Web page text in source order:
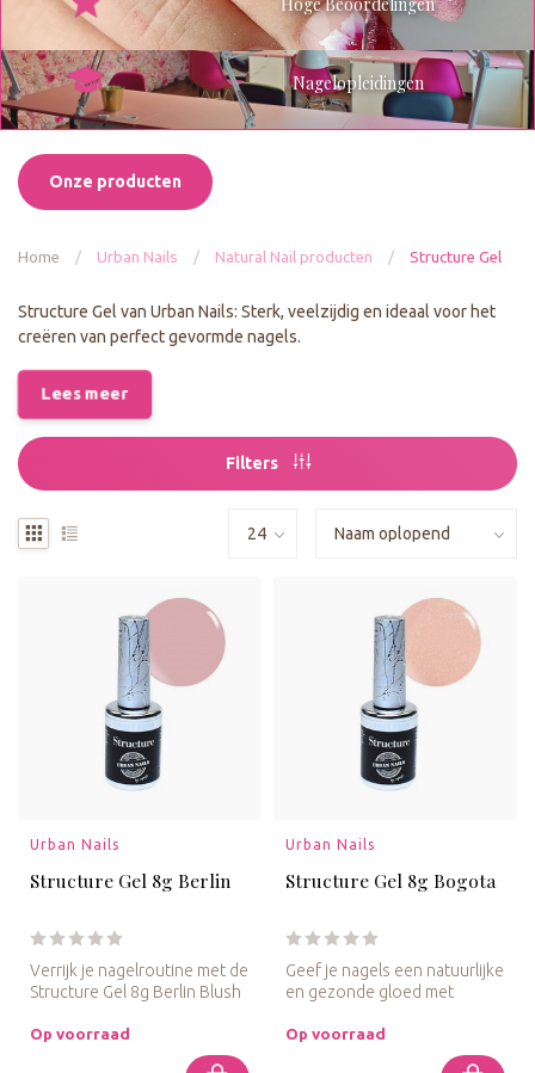
Nagelopleidingen
Onze producten
Home / Urban Nails / Natural Nail producten / Structure Gel
Structure Gel van Urban Nails: Sterk, veelzijdig en ideaal voor het
creëren van perfect gevormde nagels.
Lees meer
Filters
Urban Nails
Structure Gel 8g Berlin
Verrijk je nagelroutine met de
Structure Gel 8g Berlin Blush
Op voorraad
Urban Nails
Structure Gel 8g Bogota
Geef je nagels een natuurlijke
en gezonde gloed met
Blus...
Op voorraad